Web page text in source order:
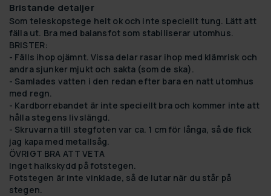
Bristande detaljer
Som teleskopstege helt ok och inte speciellt tung. Lätt att
fälla ut. Bra med balansfot som stabiliserar utomhus.
BRISTER:
- Fälls ihop ojämnt. Vissa delar rasar ihop med klämrisk och
andra sjunker mjukt och sakta (som de ska).
- Samlades vatten i den redan efter bara en natt utomhus
med regn.
- Kardborrebandet är inte speciellt bra och kommer inte att
hålla stegens livslängd.
- Skruvarna till stegfoten var ca. 1 cm för långa, så de fick
jag kapa med metallsåg.
ÖVRIGT BRA ATT VETA
Inget halkskydd på fotstegen.
Fotstegen är inte vinklade, så de lutar när du står på
stegen.